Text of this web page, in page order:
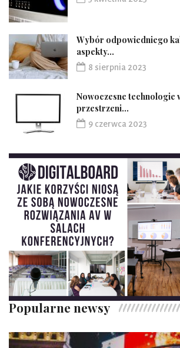
Wybór odpowiedniego
aspekty...
8 sierpnia 2023
Nowoczesne technologie
przestrzeni...
9 czerwca 2023
Popularne newsy